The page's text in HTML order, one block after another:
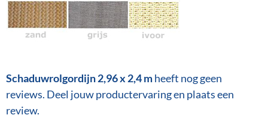
Schaduwrolgordijn 2,96 x 2,4 mheeft nog geen
reviews. Deel jouw productervaring en plaats een
review.